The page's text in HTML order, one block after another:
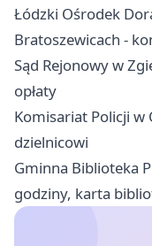
Łódzki Ośrodek
Bratoszewicach -
Sąd Rejonowy w
opłaty
Komisariat Policji
dzielnicowi
Gminna Biblioteka
godziny, karta